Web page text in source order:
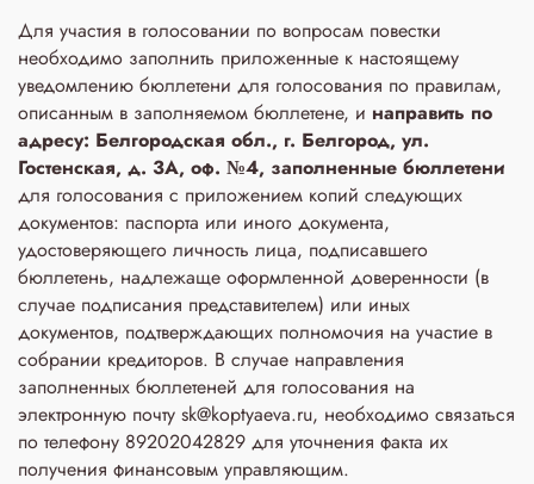
Для участия в голосовании по вопросам повестки
необходимо заполнить приложенные к настоящему
уведомлению бюллетени для голосования по правилам,
описанным в заполняемом бюллетене, и направить по
адресу: Белгородская обл., г. Белгород, ул.
Гостенская, д. 3A, оф. №4, заполненные бюллетени
для голосования с приложением копий следующих
документов: паспорта или иного документа,
удостоверяющего личность лица, подписавшего
бюллетень, надлежаще оформленной доверенности (в
случае подписания представителем) или иных
документов, подтверждающих полномочия на участие в
собрании кредиторов. В случае направления
заполненных бюллетеней для голосования на
электронную почту sk@koptyaeva.ru, необходимо связаться
по телефону 89202042829 для уточнения факта их
получения финансовым управляющим.